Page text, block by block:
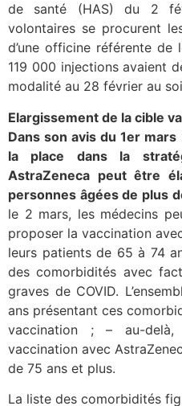
de santé (HAS) du 2
volontaires se procurent
d’une officine référente
119 000 injections avaient
modalité au 28 février au
Elargissement de la cible
Dans son avis du 1er
la place dans la
AstraZeneca peut être
personnes âgées de plus
le 2 mars, les médecins
proposer la vaccination
leurs patients de 65 à 74
des comorbidités avec
graves de COVID.
ans présentant ces
vaccination ; – au-
vaccination avec
de 75 ans et plus.
La liste des comorbidités